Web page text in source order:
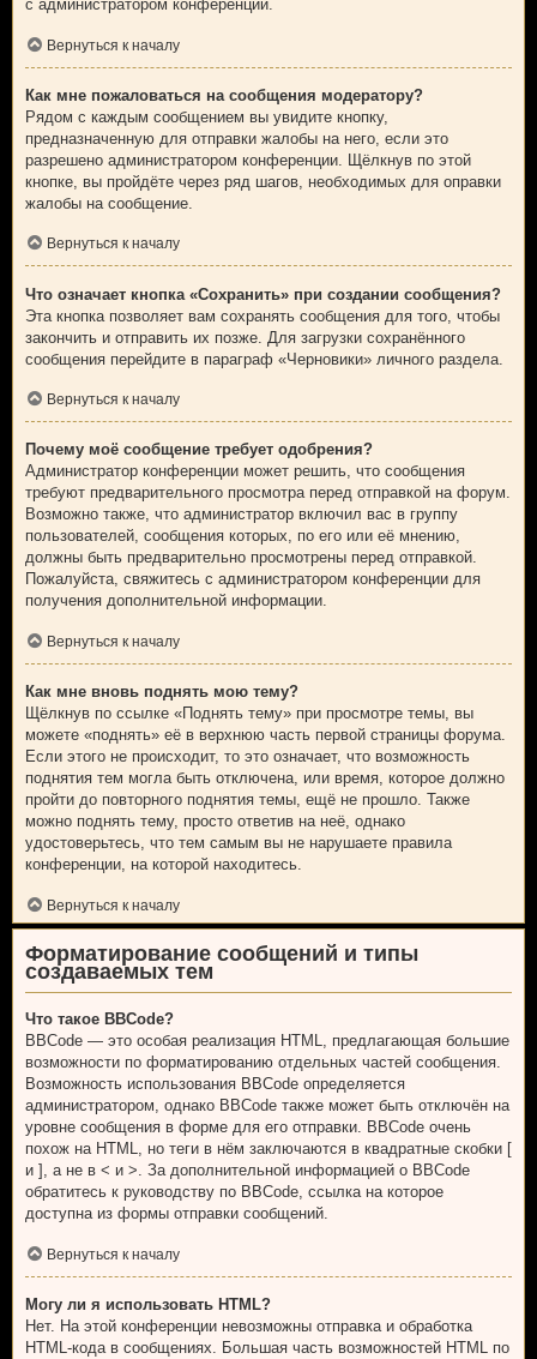
с администратором конференции.
Вернуться к началу
Как мне пожаловаться на сообщения модератору?
Рядом с каждым сообщением вы увидите кнопку,
предназначенную для отправки жалобы на него, если это
разрешено администратором конференции. Щёлкнув по этой
кнопке, вы пройдёте через ряд шагов, необходимых для оправки
жалобы на сообщение.
Вернуться к началу
Что означает кнопка «Сохранить» при создании сообщения?
Эта кнопка позволяет вам сохранять сообщения для того, чтобы
закончить и отправить их позже. Для загрузки сохранённого
сообщения перейдите в параграф «Черновики» личного раздела.
Вернуться к началу
Почему моё сообщение требует одобрения?
Администратор конференции может решить, что сообщения
требуют предварительного просмотра перед отправкой на форум.
Возможно также, что администратор включил вас в группу
пользователей, сообщения которых, по его или её мнению,
должны быть предварительно просмотрены перед отправкой.
Пожалуйста, свяжитесь с администратором конференции для
получения дополнительной информации.
Вернуться к началу
Как мне вновь поднять мою тему?
Щёлкнув по ссылке «Поднять тему» при просмотре темы, вы
можете «поднять» её в верхнюю часть первой страницы форума.
Если этого не происходит, то это означает, что возможность
поднятия тем могла быть отключена, или время, которое должно
пройти до повторного поднятия темы, ещё не прошло. Также
можно поднять тему, просто ответив на неё, однако
удостоверьтесь, что тем самым вы не нарушаете правила
конференции, на которой находитесь.
Вернуться к началу
Форматирование сообщений и типы
создаваемых тем
Что такое BBCode?
BBCode — это особая реализация HTML, предлагающая большие
возможности по форматированию отдельных частей сообщения.
Возможность использования BBCode определяется
администратором, однако BBCode также может быть отключён на
уровне сообщения в форме для его отправки. BBCode очень
похож на HTML, но теги в нём заключаются в квадратные скобки [
и ], а не в < и >. За дополнительной информацией о BBCode
обратитесь к руководству по BBCode, ссылка на которое
доступна из формы отправки сообщений.
Вернуться к началу
Могу ли я использовать HTML?
Нет. На этой конференции невозможны отправка и обработка
HTML-кода в сообщениях. Большая часть возможностей HTML по